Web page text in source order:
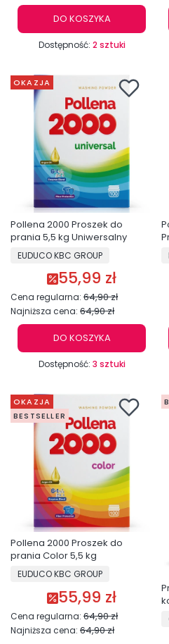
DO KOSZYKA
Dostępność: 2 sztuki
OKAZJA
Pollena 2000 Proszek do
prania 5,5 kg Uniwersalny
PRODUCENT
EUDUCO KBC GROUP
Cena promocyjna
55,99 zł
Cena regularna: 64,90 zł
Najniższa cena: 64,90 zł
DO KOSZYKA
Dostępność: 3 sztuki
OKAZJA
BESTSELLER
Pollena 2000 Proszek do
prania Color 5,5 kg
PRODUCENT
EUDUCO KBC GROUP
Cena promocyjna
55,99 zł
Cena regularna: 64,90 zł
Najniższa cena: 64,90 zł